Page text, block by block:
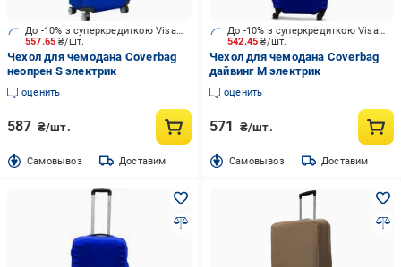
557.65₴/шт.
До -10% з суперкредиткою Visa Вигода
Чехол для чемодана Coverbag
неопрен S электрик
оценить
587 ₴/шт.
Cамовывоз Доставим
542.45₴/шт.
До -10% з суперкредиткою Visa Вигода
Чехол для чемодана Coverbag
дайвинг М электрик
оценить
571 ₴/шт.
Cамовывоз Доставим